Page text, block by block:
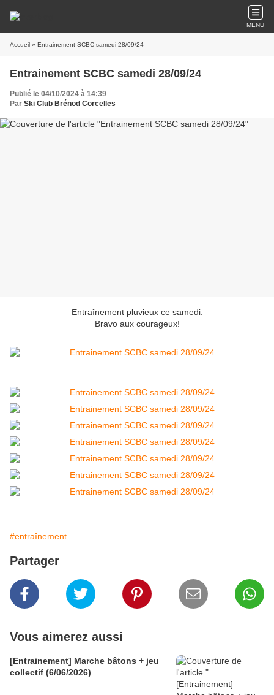
MENU
Accueil » Entrainement SCBC samedi 28/09/24
Entrainement SCBC samedi 28/09/24
Publié le 04/10/2024 à 14:39
Par Ski Club Brénod Corcelles
Entraînement pluvieux ce samedi.
Bravo aux courageux!
#entraînement
Partager
Vous aimerez aussi
[Entrainement] Marche bâtons + jeu
collectif (6/06/2026)